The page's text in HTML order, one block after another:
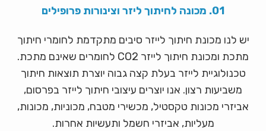
01. מכונה לחיתוך ליזר וצינורות פרופילים
יש לנו מכונת חיתוך לייזר סיבים מתקדמת לחומרי חיתוך
מתכת ומכונת חיתוך לייזר CO2 לחומרים שאינם מתכת.
טכנולוגיית לייזר בעלת קצה גבוה יוצרת תוצאות חיתוך
משביעות רצון. אנו יוצרים עיצובי חיתוך לייזר בפרסום,
אביזרי מכונות טקסטיל, מכשירי מטבח, מכוניות, מכונות,
מעליות, אביזרי חשמל ותעשיות אחרות.